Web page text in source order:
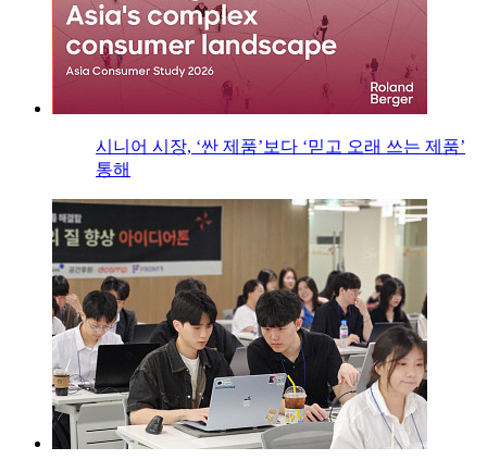
시니어 시장, ‘싼 제품’보다 ‘믿고 오래 쓰는 제품’
통해